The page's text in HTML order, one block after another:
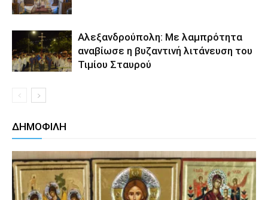
Αλεξανδρούπολη: Με λαμπρότητα
αναβίωσε η βυζαντινή λιτάνευση του
Τιμίου Σταυρού
ΔΗΜΟΦΙΛΗ